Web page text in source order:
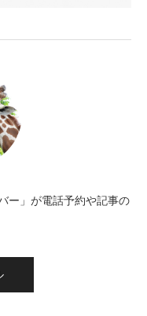
ー」が電話予約や記事の